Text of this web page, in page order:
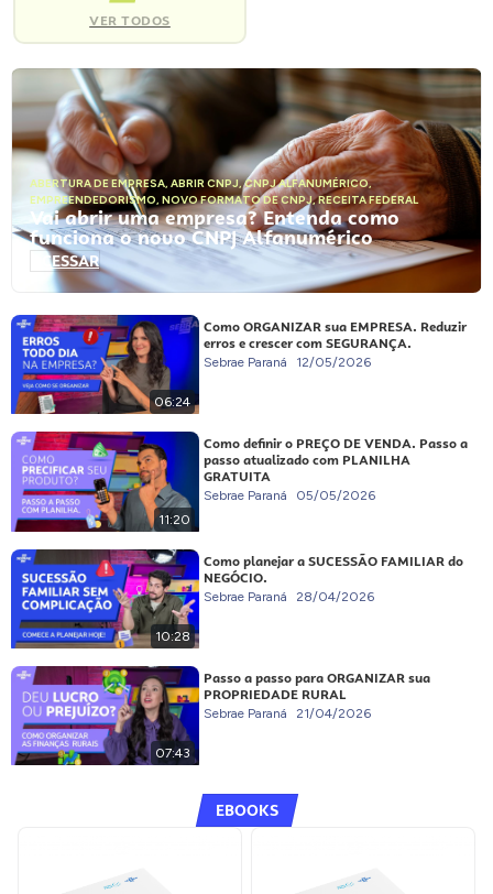
VER TODOS
ABERTURA DE EMPRESA, ABRIR CNPJ,CNPJ ALFANUMÉRICO,
EMPREENDEDORISMO, NOVO FORMATO DE CNPJ,RECEITA FEDERAL
Vai abrir uma empresa? Entenda como
funciona o novo CNPJ Alfanumérico
ACESSAR
06:24
Como ORGANIZAR sua EMPRESA. Reduzir
erros e crescer com SEGURANÇA.
Sebrae Paraná 12/05/2026
11:20
Como definir o PREÇO DE VENDA. Passo a
passo atualizado com PLANILHA
GRATUITA
Sebrae Paraná 05/05/2026
10:28
Como planejar a SUCESSÃO FAMILIAR do
NEGÓCIO.
Sebrae Paraná 28/04/2026
07:43
Passo a passo para ORGANIZAR sua
PROPRIEDADE RURAL
Sebrae Paraná 21/04/2026
EBOOKS